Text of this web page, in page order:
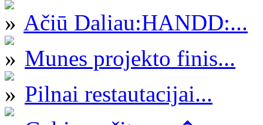
Ačiū Daliau:HANDD:...
Munes projekto finis...
Pilnai restautacijai...